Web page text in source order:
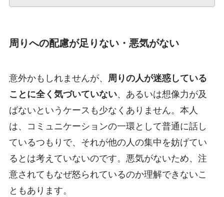
周りへの配慮が足りない・悪気がない
意外かもしれませんが、
周りの人が迷惑している
ことに全く気づいていない、あるいは想像力が及
ばないというケースも少なくありません。本人
は、コミュニケーションの一環として普通に話し
ているつもりで、それが他の人の集中を妨げてい
るとは考えていないのです。悪気がないため、注
意されてもなぜ怒られているのか理解できないこ
ともあります。